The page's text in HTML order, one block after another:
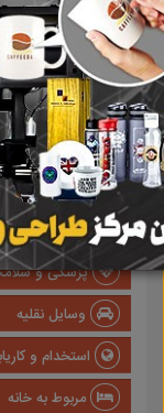
گروه
املاک
صنعتی
پزشکی و
وسایل نقلیه
استخدام و
مربوط به خانه